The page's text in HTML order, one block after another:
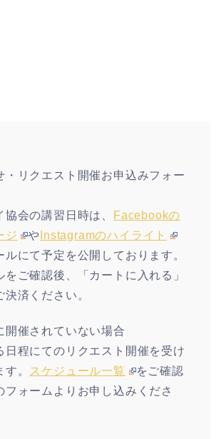
・リクエスト開催お申込みフォー
会の講習日時は、
Facebookの
ジ
や Instagramのハイライト
ルにて予定を公開しております。
をご確認後、「カートに入れる」
済ください。
開催されていない場合
程にてのリクエスト開催を受け
。 スケジュール一覧
をご確認
フォームよりお申し込みくださ